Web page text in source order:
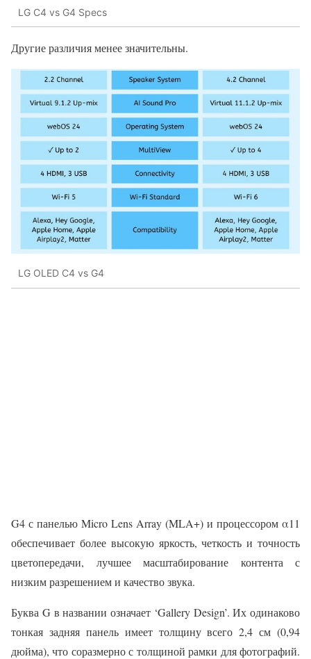
LG C4 vs G4 Specs
Другие различия менее значительны.
LG OLED C4 vs G4
G4 с панелью Micro Lens Array (MLA+) и процессором α11
обеспечивает более высокую яркость, четкость и точность
цветопередачи, лучшее масштабирование контента с
низким разрешением и качество звука.
Буква G в названии означает ‘Gallery Design’. Их одинаково
тонкая задняя панель имеет толщину всего 2,4 см (0,94
дюйма), что соразмерно с толщиной рамки для фотографий.